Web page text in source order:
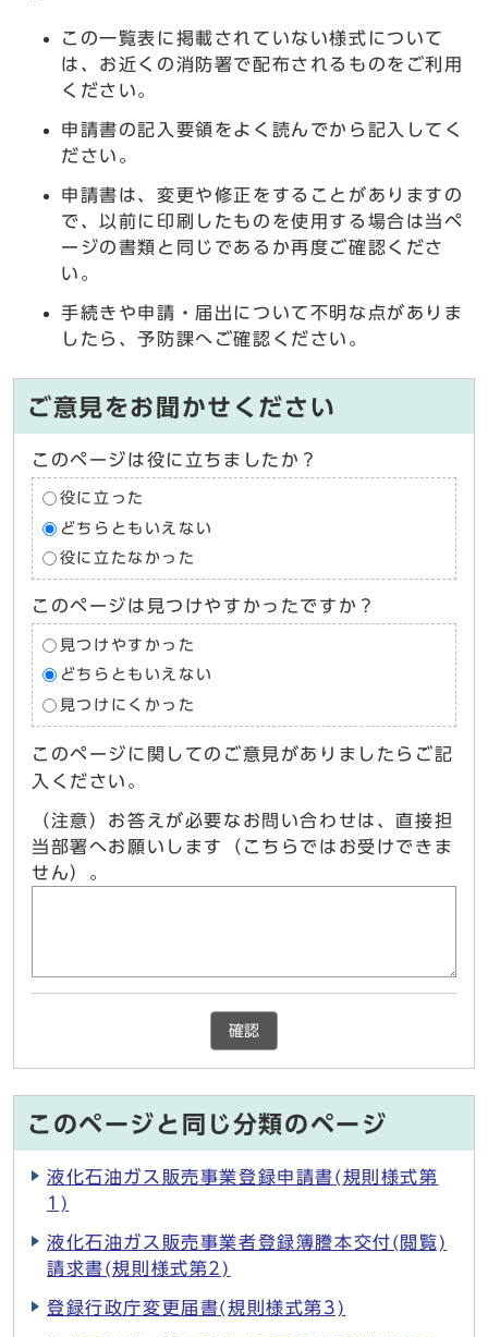
この一覧表に掲載されていない様式について
は、お近くの消防署で配布されるものをご利用
ください。
申請書の記入要領をよく読んでから記入してく
ださい。
申請書は、変更や修正をすることがありますの
で、以前に印刷したものを使用する場合は当ペ
ージの書類と同じであるか再度ご確認くださ
い。
手続きや申請・届出について不明な点がありま
したら、予防課へご確認ください。
ご意見をお聞かせください
このページは役に立ちましたか？
役に立った
どちらともいえない
役に立たなかった
このページは見つけやすかったですか？
見つけやすかった
どちらともいえない
見つけにくかった
このページに関してのご意見がありましたらご記
入ください。
（注意）お答えが必要なお問い合わせは、直接担
当部署へお願いします（こちらではお受けできま
せん）。
確認
このページと同じ分類のページ
液化石油ガス販売事業登録申請書(規則様式第
1)
液化石油ガス販売事業者登録簿謄本交付(閲覧)
請求書(規則様式第2)
登録行政庁変更届書(規則様式第3)